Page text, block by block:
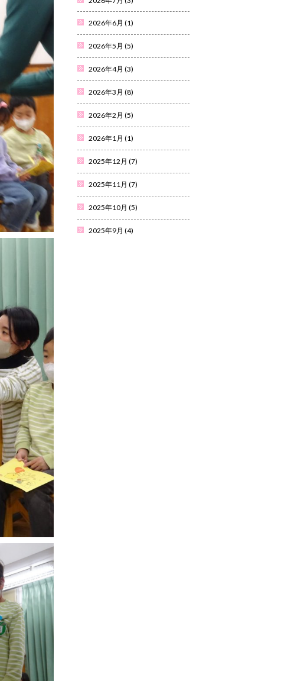
2026年6月 (1)
2026年5月 (5)
2026年4月 (3)
2026年3月 (8)
2026年2月 (5)
2026年1月 (1)
2025年12月 (7)
2025年11月 (7)
2025年10月 (5)
2025年9月 (4)